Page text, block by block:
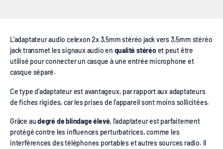
L'adaptateur audio celexon 2x 3,5mm stéréo jack vers 3,5mm stéréo
jack transmet les signaux audio en qualité stéréoet peut être
utilisé pour connecter un casque à une entrée microphone et
casque séparé.
Ce type d'adaptateur est avantageux, par rapport aux adaptateurs
de fiches rigides, car les prises de l'appareil sont moins sollicitées.
Grâce audegré de blindage élevé, l'adaptateur est parfaitement
protégé contre les influences perturbatrices, comme les
interférences des téléphones portables et autres sources radio. Il